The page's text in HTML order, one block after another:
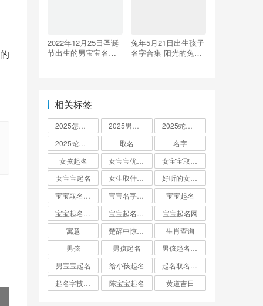
2022年12月25日圣诞
节出生的男宝宝名
兔年5月21日出生孩子
名字合集 阳光的兔宝
相关标签
取名
名字
女孩起名
女宝宝起名
宝宝起名
宝宝起名网
寓意
生肖查询
男孩
男孩起名
男宝宝起名
给小孩起名
陈宝宝起名 黄道吉日